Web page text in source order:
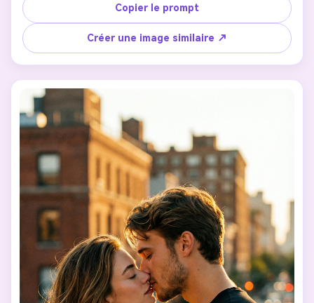
douce et émotionnelle, les yeux légèrement fermés.
Texture naturelle de la peau, proportions précises du
visage, éclairage réaliste. Lumière cinématographique
prime time, profondeur de champ faible, flou doux de
l'arrière-plan. Style photographique hyper réaliste, haute
résolution, moments intimes et réels de couple.
Copier le prompt
Créer une image similaire ↗